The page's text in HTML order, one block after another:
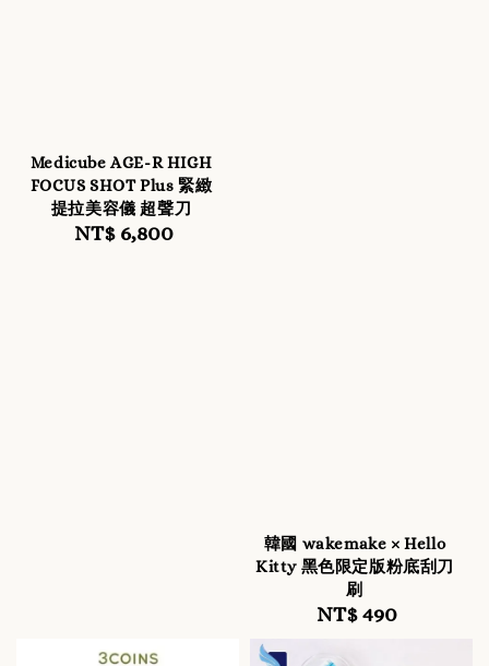
Medicube AGE-R HIGH
FOCUS SHOT Plus 緊緻
提拉美容儀 超聲刀
Regular
NT$ 6,800
韓國 wakemake × Hello
Kitty 黑色限定版粉底刮刀
刷
Regular
NT$ 490